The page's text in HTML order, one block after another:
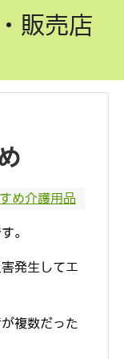
販売店
め介護用品
。
発生してエ
複数だった